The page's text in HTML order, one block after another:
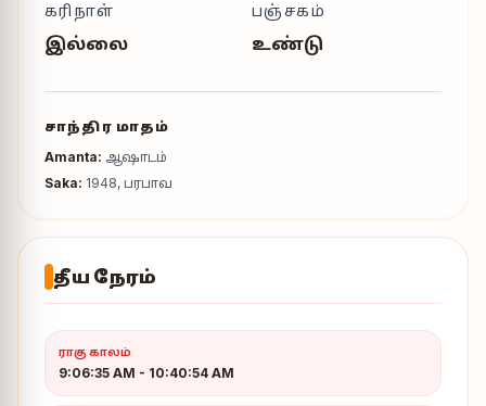
கரிநாள்
இல்லை
பஞ்சகம்
உண்டு
சாந்திர மாதம்
Amanta: ஆஷாடம்
Saka: 1948, பரபாவ
தீய நேரம்
ராகு காலம்
9:06:35 AM - 10:40:54 AM